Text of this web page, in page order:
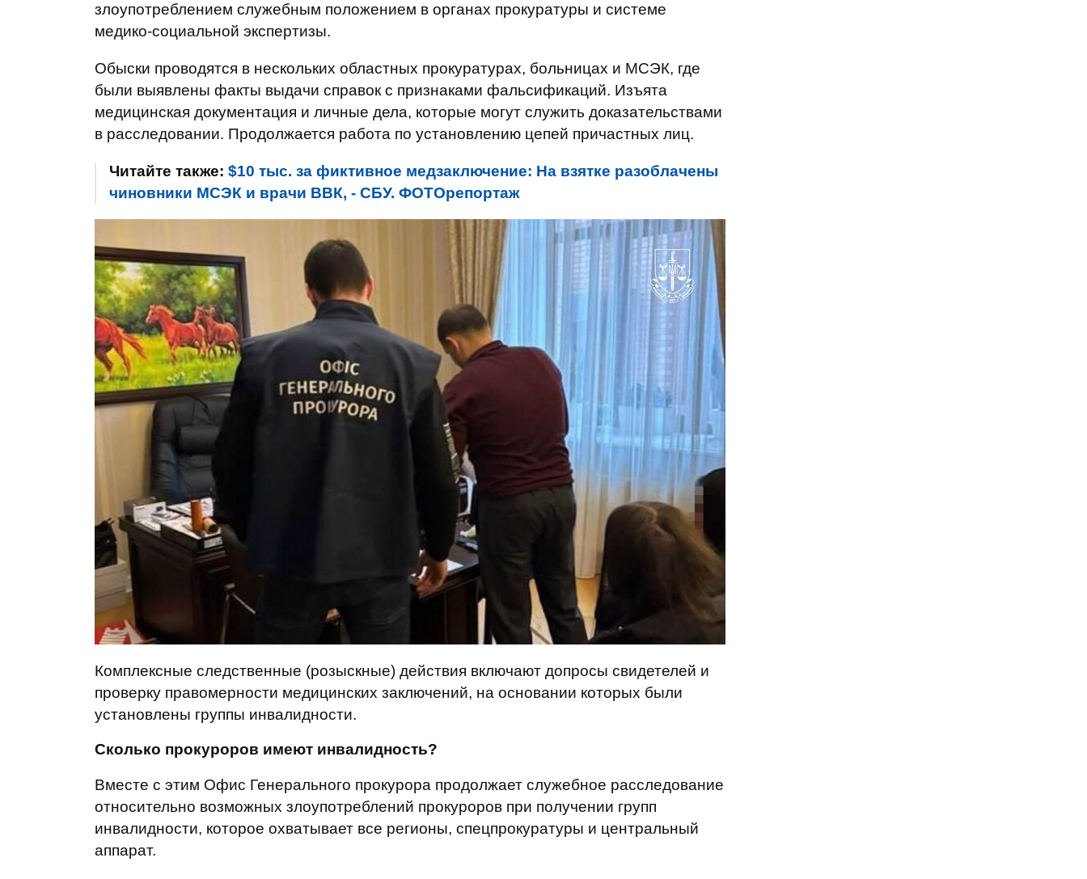
злоупотреблением служебным положением в органах прокуратуры и системе
медико-социальной экспертизы.
Обыски проводятся в нескольких областных прокуратурах, больницах и МСЭК, где
были выявлены факты выдачи справок с признаками фальсификаций. Изъята
медицинская документация и личные дела, которые могут служить доказательствами
в расследовании. Продолжается работа по установлению цепей причастных лиц.
Читайте также: $10 тыс. за фиктивное медзаключение: На взятке разоблачены
чиновники МСЭК и врачи ВВК, - СБУ. ФОТОрепортаж
Комплексные следственные (розыскные) действия включают допросы свидетелей и
проверку правомерности медицинских заключений, на основании которых были
установлены группы инвалидности.
Сколько прокуроров имеют инвалидность?
Вместе с этим Офис Генерального прокурора продолжает служебное расследование
относительно возможных злоупотреблений прокуроров при получении групп
инвалидности, которое охватывает все регионы, спецпрокуратуры и центральный
аппарат.